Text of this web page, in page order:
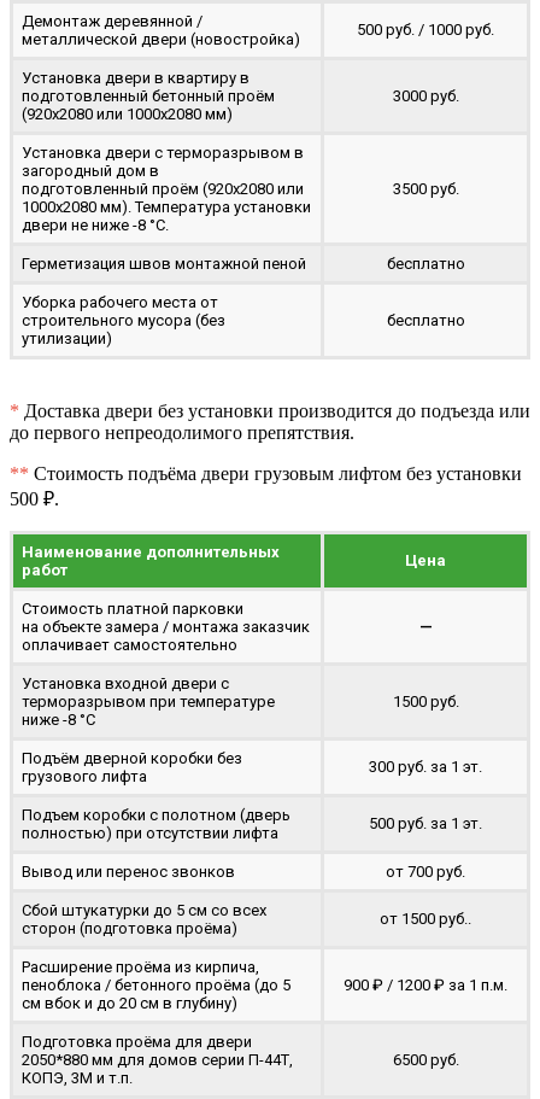
Демонтаж деревянной /
металлической двери (новостройка)
500 руб. / 1000 руб.
Установка двери в квартиру в
подготовленный бетонный проём
(920x2080 или 1000x2080 мм)
3000 руб.
Установка двери с терморазрывом в
загородный дом в
подготовленный проём (920x2080 или
1000x2080 мм). Температура установки
двери не ниже -8 °C.
3500 руб.
Герметизация швов монтажной пеной бесплатно
Уборка рабочего места от
строительного мусора (без
утилизации)
бесплатно
* Доставка двери без установки производится до подъезда или
до первого непреодолимого препятствия.
** Стоимость подъёма двери грузовым лифтом без установки
500 ₽.
Наименование дополнительных
работ
Цена
Стоимость платной парковки
на объекте замера / монтажа заказчик
оплачивает самостоятельно
—
Установка входной двери с
терморазрывом при температуре
ниже -8 °C
1500 руб.
Подъём дверной коробки без
грузового лифта
300 руб. за 1 эт.
Подъем коробки с полотном (дверь
полностью) при отсутствии лифта
500 руб. за 1 эт.
Вывод или перенос звонков от 700 руб.
Сбой штукатурки до 5 см со всех
сторон (подготовка проёма)
от 1500 руб..
Расширение проёма из кирпича,
пеноблока / бетонного проёма (до 5
cм вбок и до 20 см в глубину)
900 ₽ / 1200 ₽ за 1 п.м.
Подготовка проёма для двери
2050*880 мм для домов серии П-44Т,
КОПЭ, 3М и т.п.
6500 руб.